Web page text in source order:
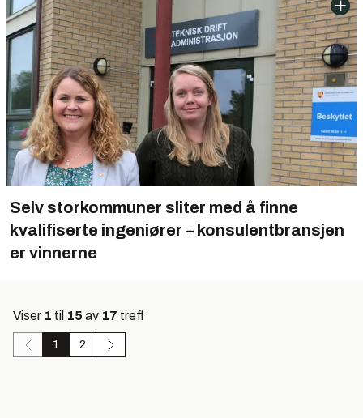
Selv storkommuner sliter med å finne
kvalifiserte ingeniører – konsulentbransjen
er vinnerne
Viser 1 til 15 av 17 treff
1 2